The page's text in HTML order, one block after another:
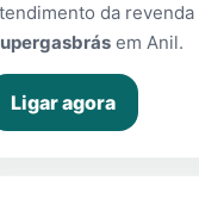
da revenda
emAnil.
Ligar agora